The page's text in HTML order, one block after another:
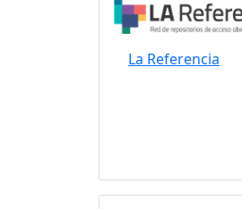
La Referencia